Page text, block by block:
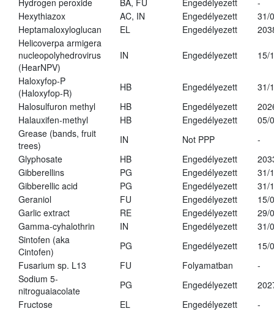
Hydrogen peroxide
BA, FU Engedélyezett
-
Hexythiazox
AC, IN Engedélyezett
31/
Heptamaloxyloglucan
EL Engedélyezett
Helicoverpa armigera
nucleopolyhedrovirus
(HearNPV)
IN Engedélyezett 15/
Haloxyfop-P
(Haloxyfop-R)
HB Engedélyezett
31/
Halosulfuron methyl
HB Engedélyezett
Halauxifen-methyl
HB Engedélyezett
05/
Grease (bands, fruit
trees)
IN Not PPP
-
Glyphosate
HB Engedélyezett
Gibberellins
PG Engedélyezett
31/
Gibberellic acid
PG Engedélyezett
31/
Geraniol
FU Engedélyezett
15/
Garlic extract
RE Engedélyezett
29/
Gamma-cyhalothrin
IN Engedélyezett
31/
Sintofen (aka
Cintofen)
PG Engedélyezett
15/
Fusarium sp. L13
FU Folyamatban
-
Sodium 5-
nitroguaiacolate
PG Engedélyezett
Fructose
EL Engedélyezett
-